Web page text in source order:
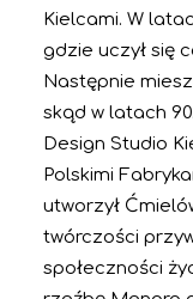
Kielcami. W
gdzie uczył się
Następnie
skąd w latach
Design Studio
Polskimi
utworzył
twórczości
społeczności